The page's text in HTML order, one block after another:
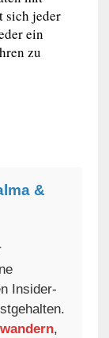
sich jeder
ein
zu
&
Insider-
,